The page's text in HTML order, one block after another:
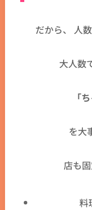
だから、 人
大人数
「
を大
店も
料